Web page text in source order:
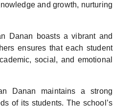
and growth, nurturing
Danan boasts a vibrant and
ensures that each student
social, and emotional
Danan maintains a strong
of its students. The school’s